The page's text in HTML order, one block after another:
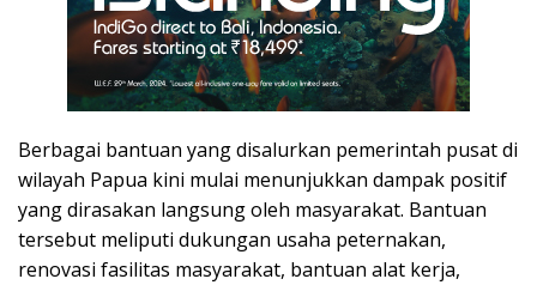
Berbagai bantuan yang disalurkan pemerintah pusat di
wilayah Papua kini mulai menunjukkan dampak positif
yang dirasakan langsung oleh masyarakat. Bantuan
tersebut meliputi dukungan usaha peternakan,
renovasi fasilitas masyarakat, bantuan alat kerja,